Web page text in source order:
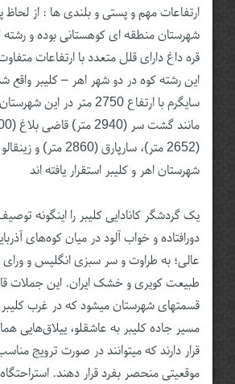
ارتفاعات مهم و پستی و بلندی ها : از
شهرستان منطقه ای کوهستانی بوده و رشته
قره داغ دارای قلل متعدد با ارتفاعات
این رشته کوه در دو شهر اهر – کلیبر واقع
سایگرم با ارتفاع 2750 متر در
شهرستان اهر و کلیبر استقرار یافته اند
یک گردشگر کانادایی کلیبر را اینگونه
دورافتاده و خواب آلود در میا‌‌ن کوه‌های
عالی‌؛ به طراوت و سر سبزی انگلیس و ورای
طبیعت کویری و خشک ایران. این جملات
قسمتهای شهرستان میشود که در غرب کلیبر
مسیر جاده کلیبر به عاشقلو، ییلاق‌هایی‌
قرار دارند که میتوانند در صورت ترویج
موقعیتی منحصر بفرد قرار دهند.